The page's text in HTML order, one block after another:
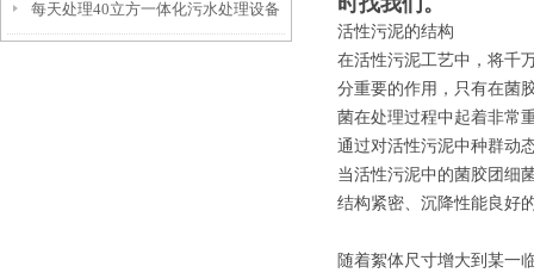
每天处理40立方一体化污水处理设备
活性污泥的结构
在活性污泥工艺中，将千
分重要的作用，只有在菌
菌在处理过程中起着非常
通过对活性污泥中种群动
当活性污泥中的菌胶团细
结构紧密、沉降性能良好
随着絮体尺寸增大到某一